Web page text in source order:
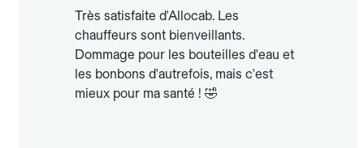
Très satisfaite d'Allocab. Les
chauffeurs sont bienveillants.
Dommage pour les bouteilles d'eau et
les bonbons d'autrefois, mais c'est
mieux pour ma santé ! 🤣